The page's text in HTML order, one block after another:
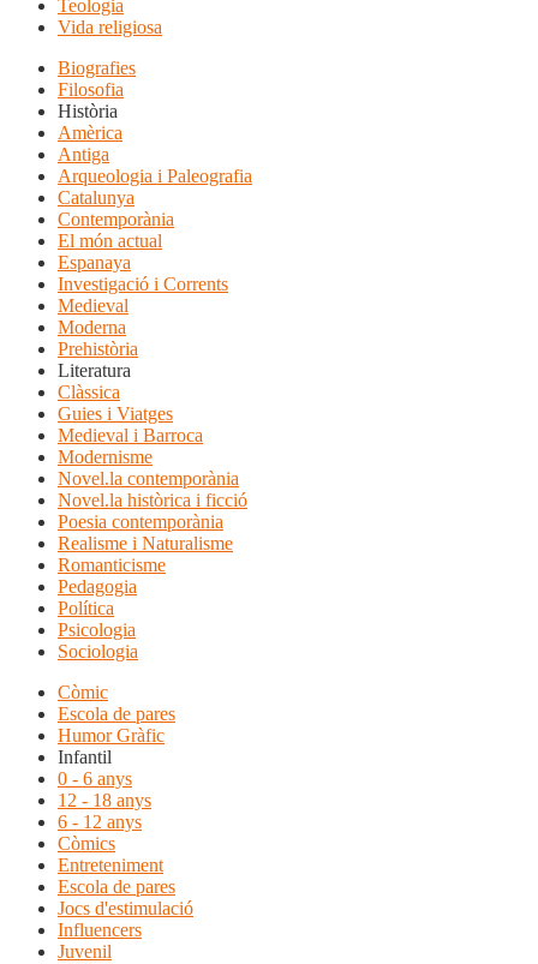
Teologia
Vida religiosa
Biografies
Filosofia
Història
Amèrica
Antiga
Arqueologia i Paleografia
Catalunya
Contemporània
El món actual
Espanaya
Investigació i Corrents
Medieval
Moderna
Prehistòria
Literatura
Clàssica
Guies i Viatges
Medieval i Barroca
Modernisme
Novel.la contemporània
Novel.la històrica i ficció
Poesia contemporània
Realisme i Naturalisme
Romanticisme
Pedagogia
Política
Psicologia
Sociologia
Còmic
Escola de pares
Humor Gràfic
Infantil
0 - 6 anys
12 - 18 anys
6 - 12 anys
Còmics
Entreteniment
Escola de pares
Jocs d'estimulació
Influencers
Juvenil